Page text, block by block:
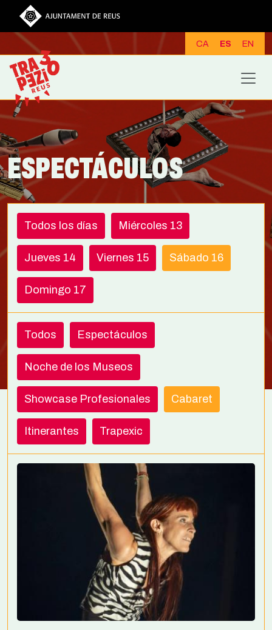
Pasar al contenido principal
CA ES EN
ESPECTÁCULOS
Todos los días Miércoles 13
Jueves 14 Viernes 15 Sábado 16
Domingo 17
Todos Espectáculos
Noche de los Museos
Showcase Profesionales Cabaret
Itinerantes Trapexic